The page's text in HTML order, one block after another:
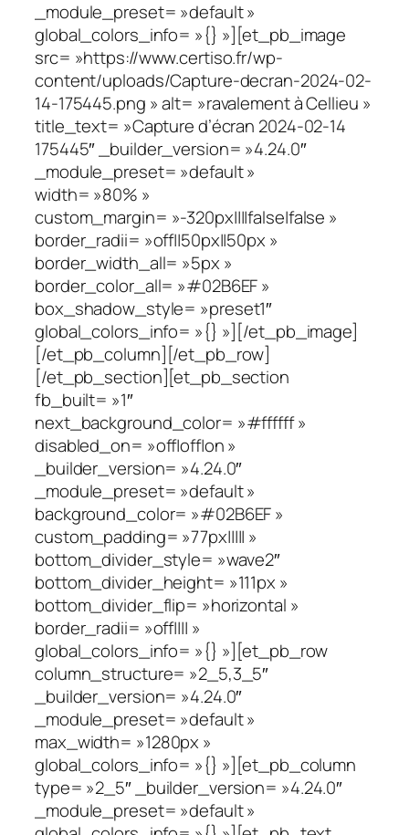
_module_preset= »default »
global_colors_info= »{} »][et_pb_image
src= »https://www.certiso.fr/wp-
content/uploads/Capture-decran-2024-02-
14-175445.png » alt= »ravalement à Cellieu »
title_text= »Capture d’écran 2024-02-14
175445″ _builder_version= »4.24.0″
_module_preset= »default »
width= »80% »
custom_margin= »-320px||||false|false »
border_radii= »off||50px||50px »
border_width_all= »5px »
border_color_all= »#02B6EF »
box_shadow_style= »preset1″
global_colors_info= »{} »][/et_pb_image]
[/et_pb_column][/et_pb_row]
[/et_pb_section][et_pb_section
fb_built= »1″
next_background_color= »#ffffff »
disabled_on= »off|off|on »
_builder_version= »4.24.0″
_module_preset= »default »
background_color= »#02B6EF »
custom_padding= »77px||||| »
bottom_divider_style= »wave2″
bottom_divider_height= »111px »
bottom_divider_flip= »horizontal »
border_radii= »off|||| »
global_colors_info= »{} »][et_pb_row
column_structure= »2_5,3_5″
_builder_version= »4.24.0″
_module_preset= »default »
max_width= »1280px »
global_colors_info= »{} »][et_pb_column
type= »2_5″ _builder_version= »4.24.0″
_module_preset= »default »